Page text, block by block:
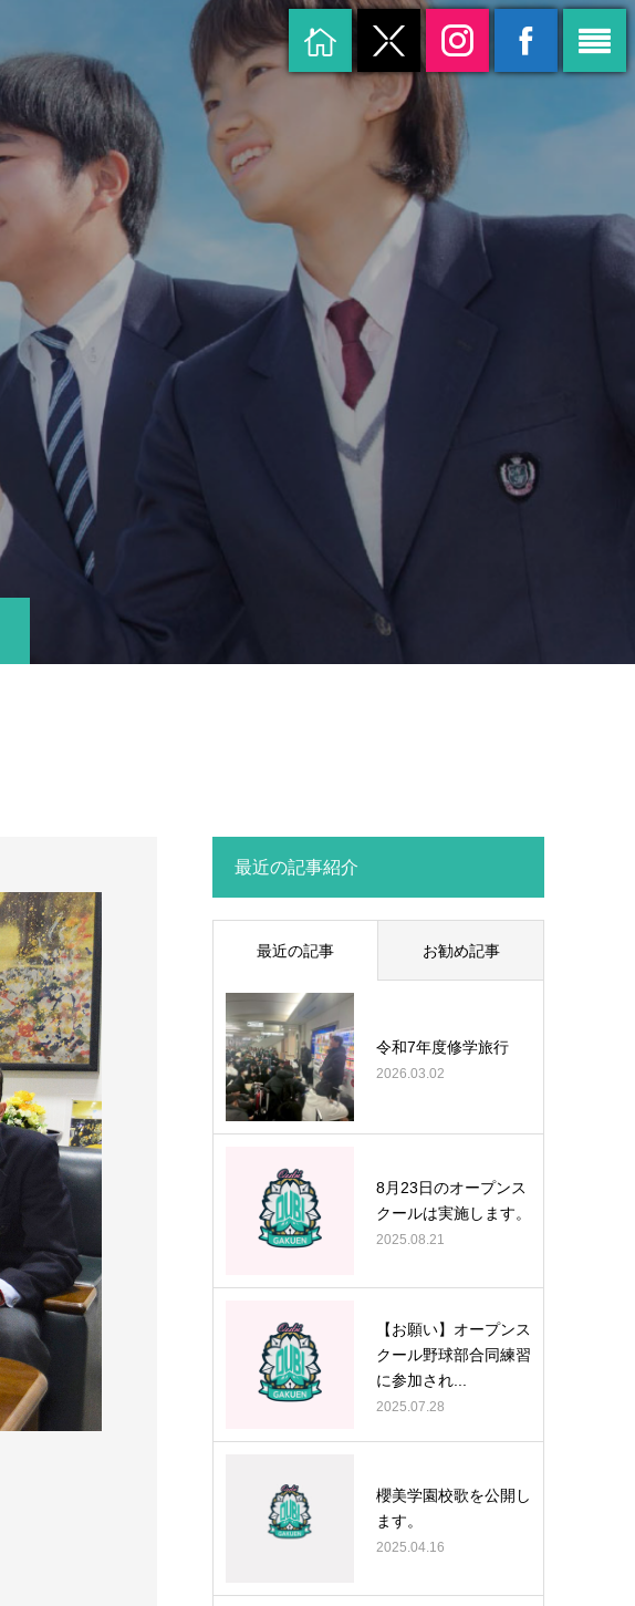
最近の記事紹介
最近の記事 お勧め記事
令和7年度修学旅行
2026.03.02
8月23日のオープンス
クールは実施します。
2025.08.21
【お願い】オープンス
クール野球部合同練習
に参加され...
2025.07.28
櫻美学園校歌を公開し
ます。
2025.04.16